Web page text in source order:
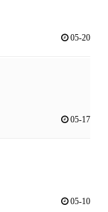
05-20
05-17
05-10